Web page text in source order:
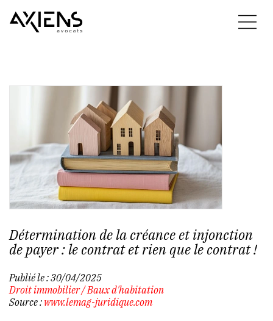
Détermination de la créance et injonction
de payer : le contrat et rien que le contrat !
Publié le :30/04/2025
Droit immobilier/Baux d'habitation
Source : www.lemag-juridique.com